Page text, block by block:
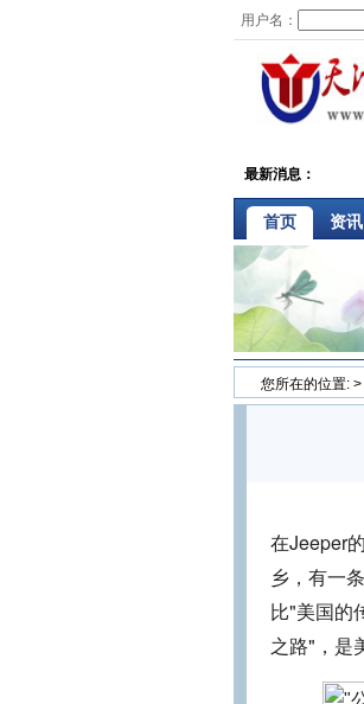
用户名：
最新消息：
首页 资讯
您所在的位置: >
在Jeeper
乡，有一
比"美国的
之路"，是